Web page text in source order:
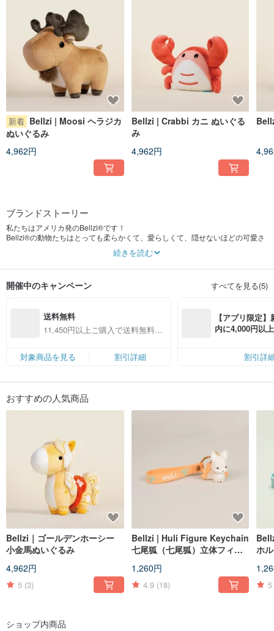
新着 Bellzi | Moosi ヘラジカ
ぬいぐるみ
4,962円
Bellzi | Crabbi カニ ぬいぐる
み
4,962円
ブランドストーリー
私たちはアメリカ発のBellzi®です！
Bellzi®の動物たちはとっても柔らかくて、愛らしくて、隠せないほどの可愛さ
すべてのキャラクターはオリジナルデザインで、最も柔らかく高品質なぬいぐ
Bellzi®の動物たちの毛並みは長さもちょうどよく、柔らかくてお手入れも簡単
続きを読む
開催中のキャンペーン すべてを見る(5)
送料無料
11,450円以上ご購入で送料無料
対象商品を見る
割引詳細
【アプリ限定
内に4,000円以
割引詳
おすすめの人気商品
Bellzi｜ゴールデンホーシー
小金馬ぬいぐるみ
4,962円
5 (3)
Bellzi | Huli Figure Keychain
七尾狐（七尾狐）立体フィギ
1,260円
4.9 (18)
ホ
5
ショップ内商品